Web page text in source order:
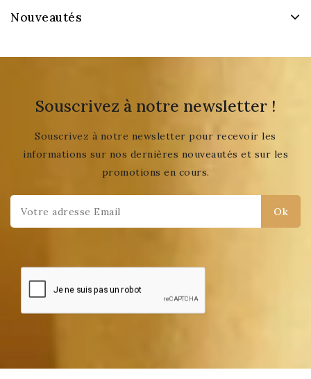
Nouveautés
Souscrivez à notre newsletter !
Souscrivez à notre newsletter pour recevoir les
informations sur nos dernières nouveautés et sur les
promotions en cours.